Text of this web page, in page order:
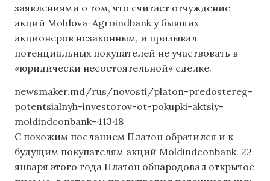
заявлениями о том, что считает отчуждение
акций Moldova-Agroindbank у бывших
акционеров незаконным, и призывал
потенциальных покупателей не участвовать в
«юридически несостоятельной» сделке.
newsmaker.md/rus/novosti/platon-predostereg-
potentsialnyh-investorov-ot-pokupki-aktsiy-
moldindconbank-41348
С похожим посланием Платон обратился и к
будущим покупателям акций Moldindconbank. 22
января этого года Платон обнародовал открытое